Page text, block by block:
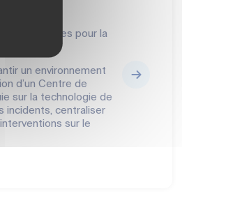
absolues pour la
un environnement
d’un Centre de
sur la technologie de
incidents, centraliser
sur le